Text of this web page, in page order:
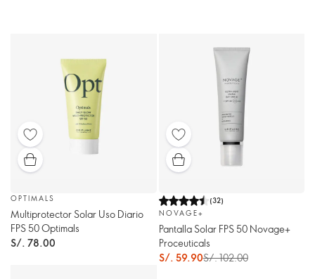
OPTIMALS
Multiprotector Solar Uso Diario
FPS 50 Optimals
S/. 78.00
(32)
NOVAGE+
Pantalla Solar FPS 50 Novage+
Proceuticals
S/. 59.90S/. 102.00